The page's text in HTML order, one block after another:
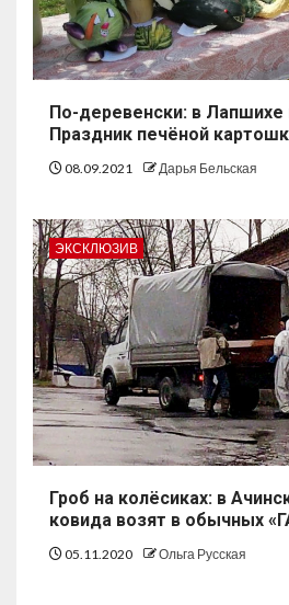
По-деревенски: в
Праздник печёной
08.09.2021 Дарья Бельская
ЭКСКЛЮЗИВ
Гроб на колёсиках: в
ковида возят в обычных
05.11.2020 Ольга Русская